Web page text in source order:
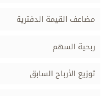
مضاعف القيمة الدفترية
ربحية السهم
توزيع الأرباح السابق